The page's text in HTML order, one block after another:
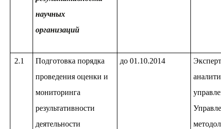
научных
организаций
2.1
Подготовка порядка
проведения оценки и
мониторинга
результативности
деятельности
до 01.10.2014